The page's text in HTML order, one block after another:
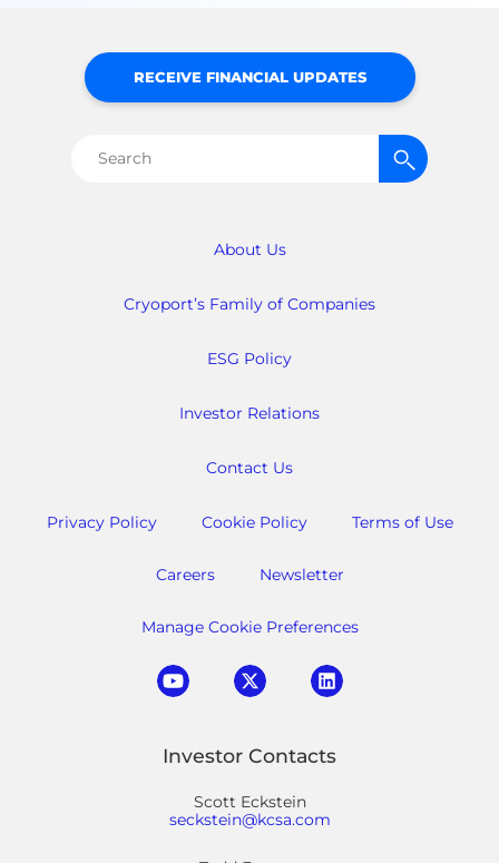
About Us
Cryoport’s Family of Companies
ESG Policy
Investor Relations
Contact Us
Privacy Policy Cookie Policy Terms of Use
Careers Newsletter
Manage Cookie Preferences
RECEIVE FINANCIAL UPDATES
Search
Investor Contacts
Scott Eckstein
seckstein@kcsa.com